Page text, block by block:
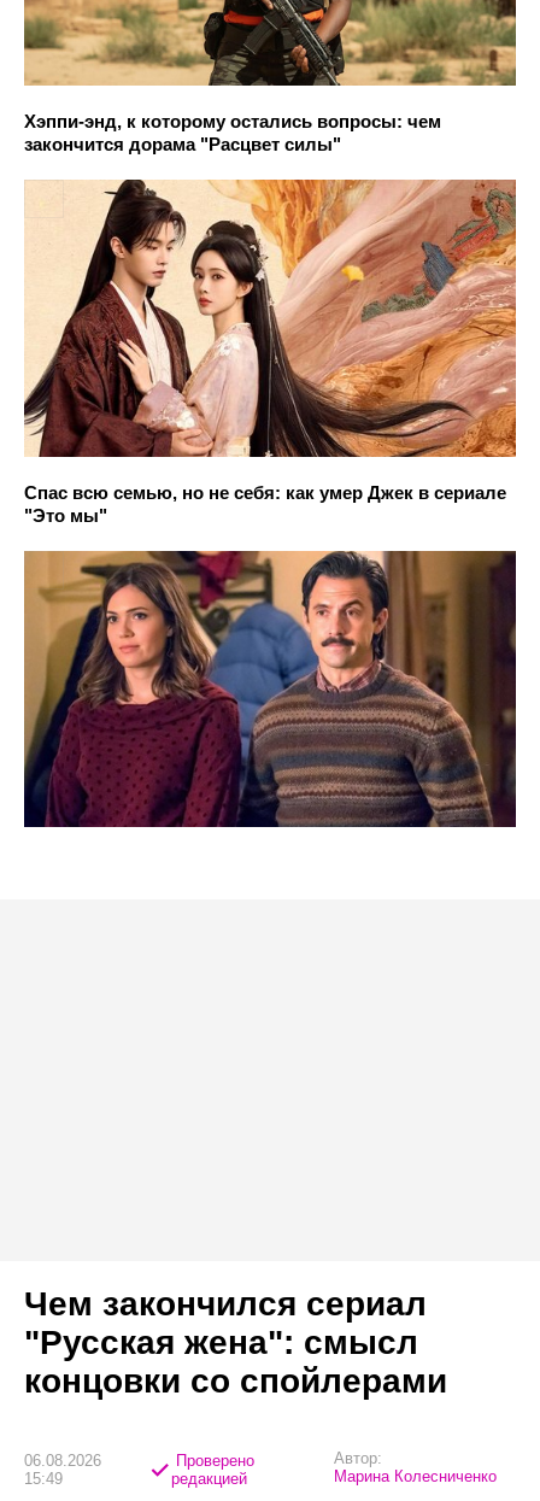
Хэппи-энд, к которому остались вопросы: чем
закончится дорама "Расцвет силы"
Спас всю семью, но не себя: как умер Джек в сериале
"Это мы"
Чем закончился сериал
"Русская жена": смысл
концовки со спойлерами
06.08.2026
15:49
Проверено
редакцией
Автор:
Марина Колесниченко